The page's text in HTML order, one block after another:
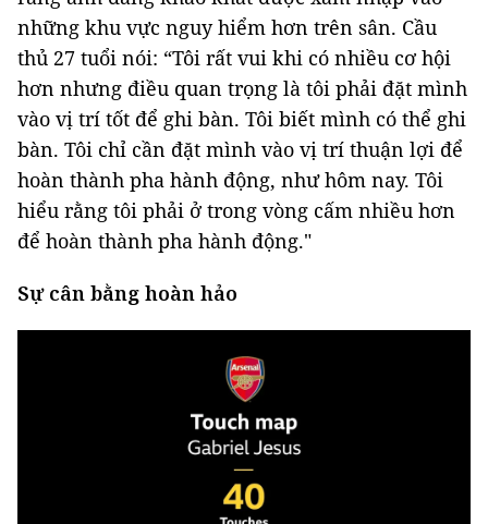
những khu vực nguy hiểm hơn trên sân. Cầu
thủ 27 tuổi nói: “Tôi rất vui khi có nhiều cơ hội
hơn nhưng điều quan trọng là tôi phải đặt mình
vào vị trí tốt để ghi bàn. Tôi biết mình có thể ghi
bàn. Tôi chỉ cần đặt mình vào vị trí thuận lợi để
hoàn thành pha hành động, như hôm nay. Tôi
hiểu rằng tôi phải ở trong vòng cấm nhiều hơn
để hoàn thành pha hành động."
Sự cân bằng hoàn hảo